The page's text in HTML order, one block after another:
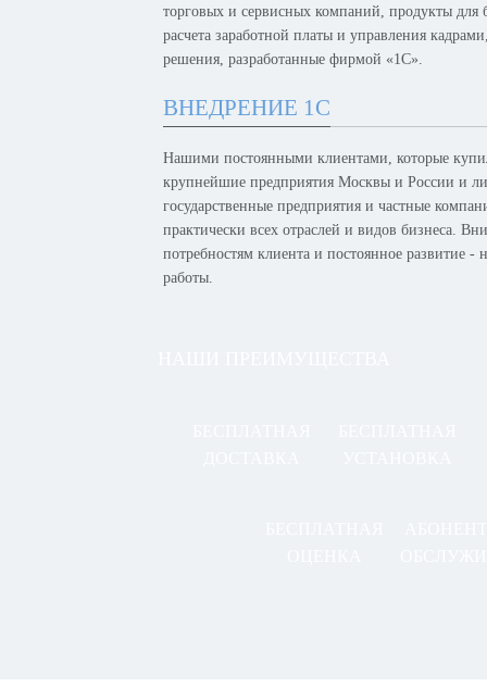
торговых и сервисных компаний, продукты для
расчета заработной платы и управления
решения, разработанные фирмой «1С».
ВНЕДРЕНИЕ 1С
Нашими постоянными клиентами, которые
крупнейшие предприятия Москвы и России и
государственные предприятия и частные
практически всех отраслей и видов бизнеса.
потребностям клиента и постоянное развитие
работы.